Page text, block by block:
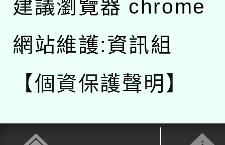
建議瀏覽器 chrome
網站維護:資訊組
【個資保護聲明】